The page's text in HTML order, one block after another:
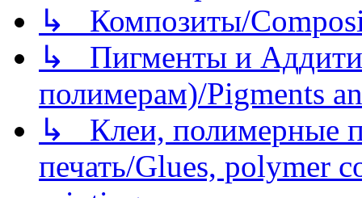
↳ Композиты/
↳ Пигменты и
полимерам)/Pigments
↳ Клеи, полимерные
печать/Glues, polymer